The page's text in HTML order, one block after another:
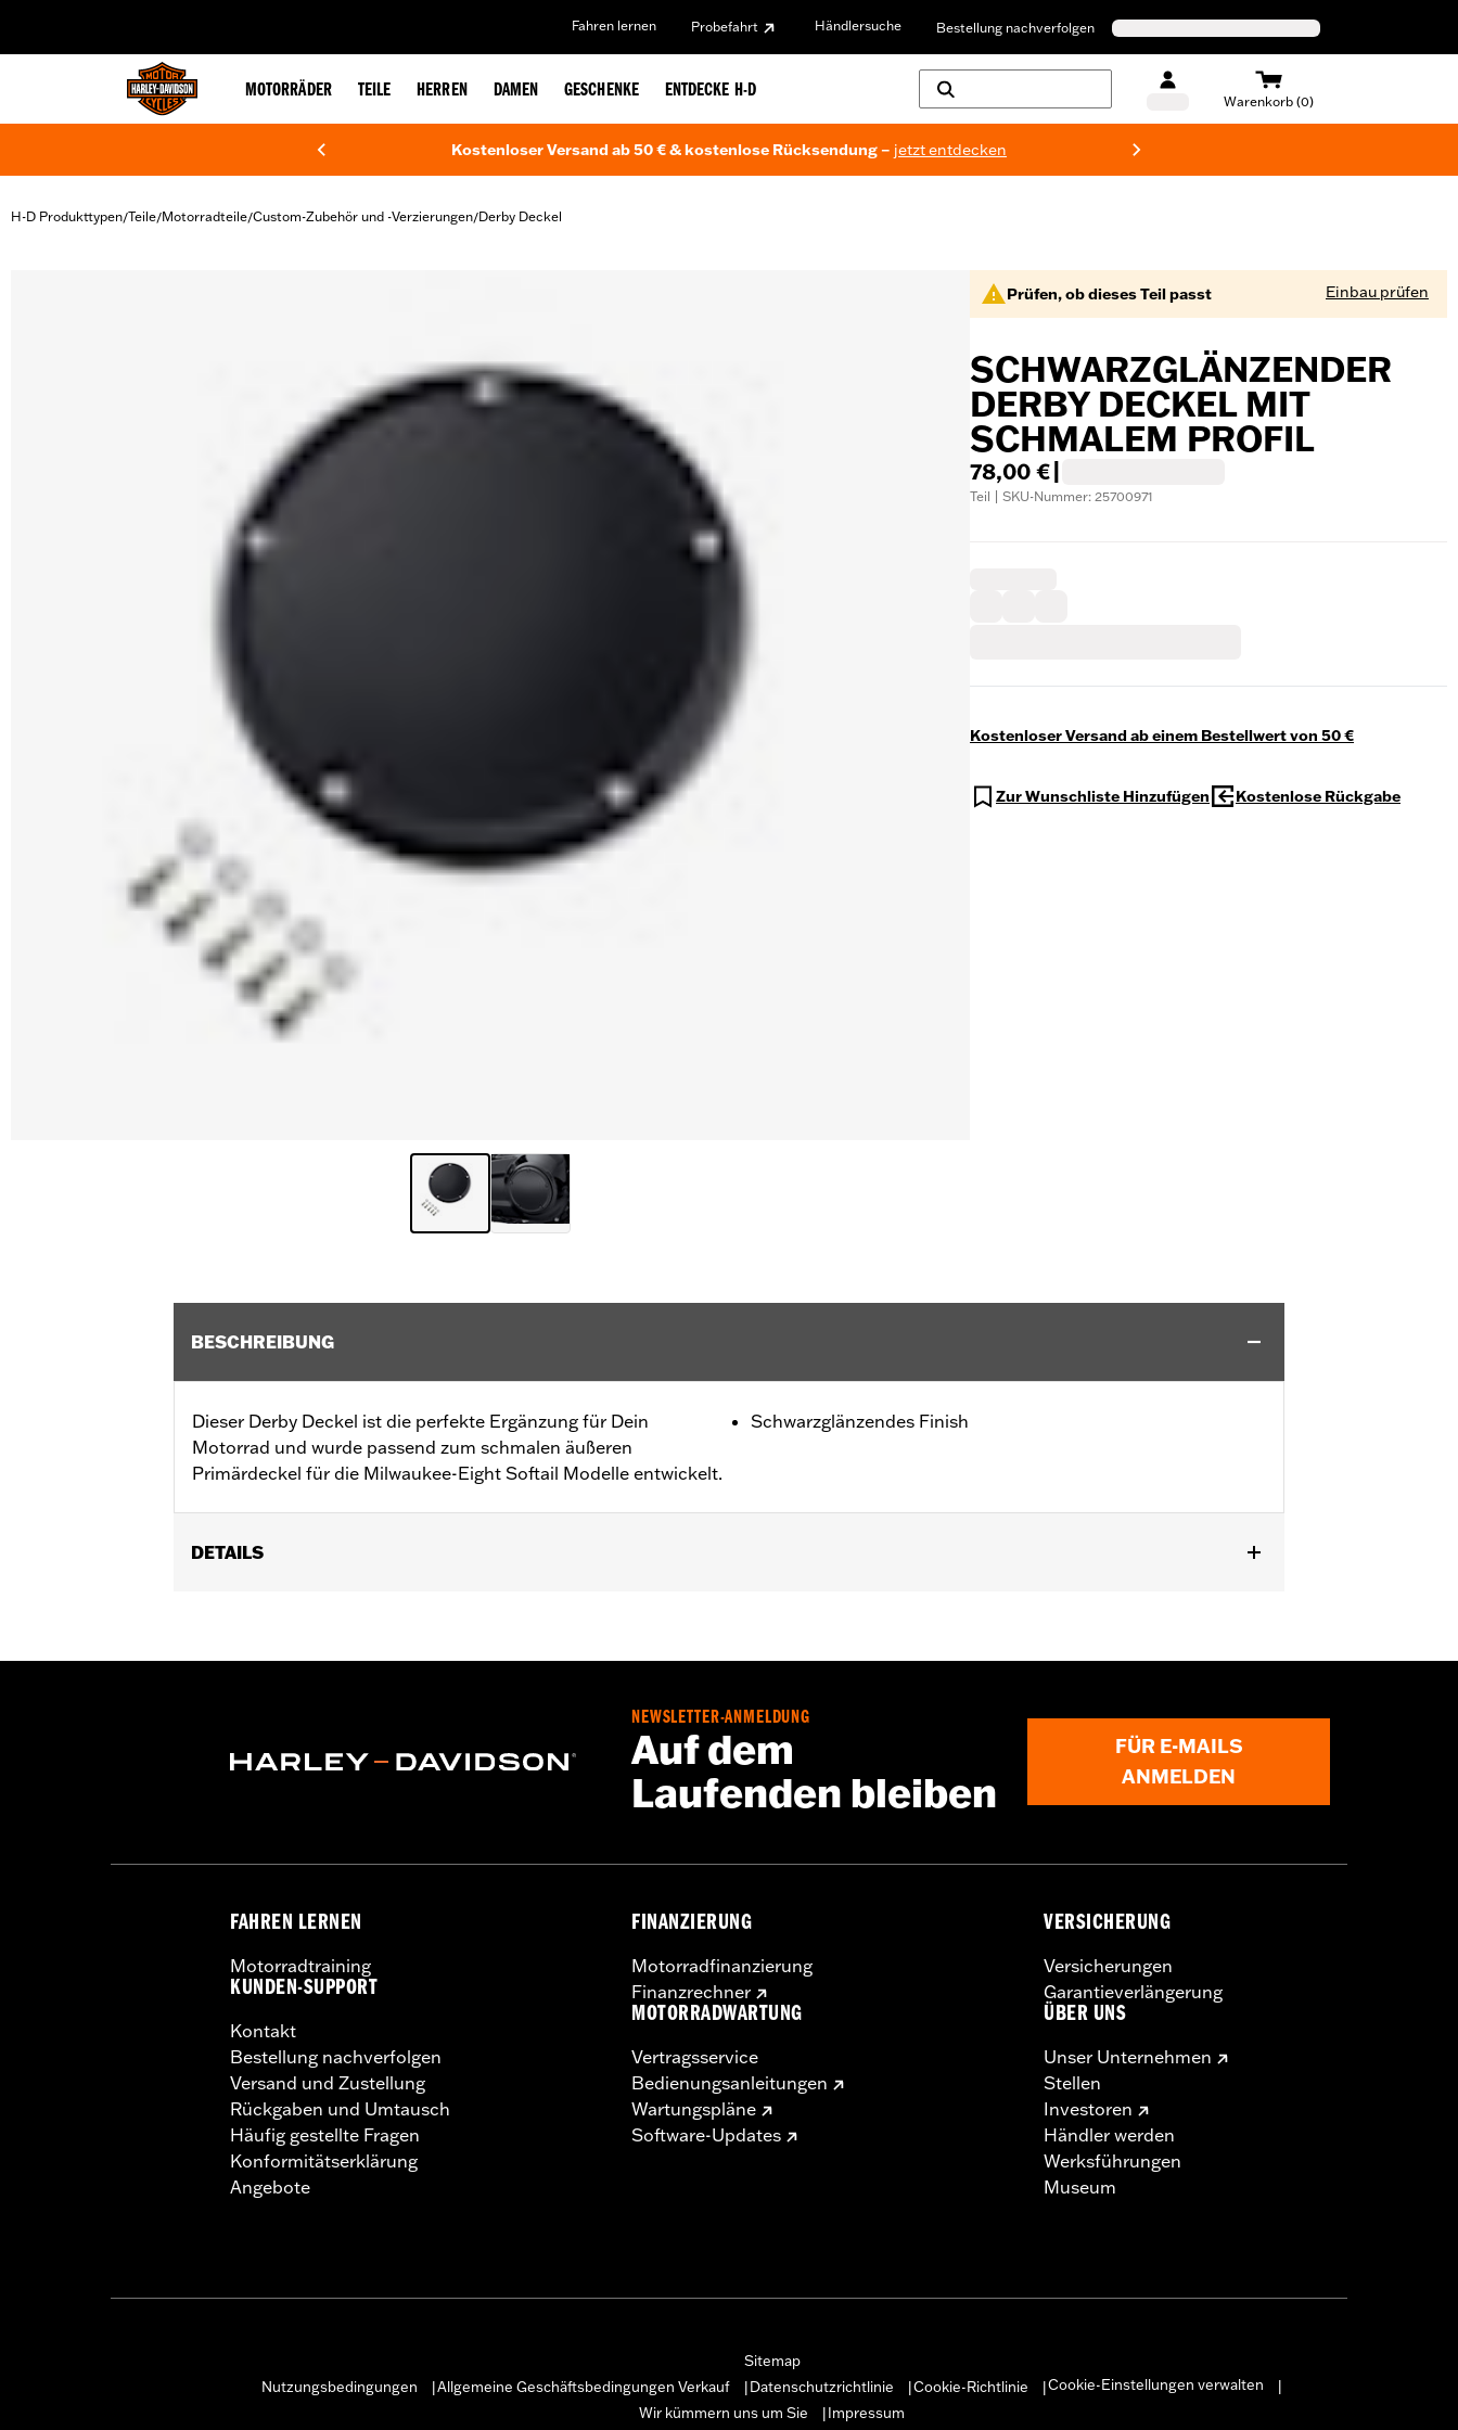
Fahren lernen Probefahrt Händlersuche Bestellung nachverfolgen
MOTORRÄDER TEILE HERREN DAMEN GESCHENKE ENTDECKE H-D
Warenkorb (0)
Kostenloser Versand ab 50 € & kostenlose Rücksendung – jetzt entdecken
H-D Produkttypen/Teile/Motorradteile/Custom-Zubehör und -Verzierungen/Derby Deckel
Prüfen, ob dieses Teil passt Einbau prüfen
SCHWARZGLÄNZENDER
DERBY DECKEL MIT
SCHMALEM PROFIL
78,00 €
Teil | SKU-Nummer: 25700971
Kostenloser Versand ab einem Bestellwert von 50 €
Zur Wunschliste Hinzufügen Kostenlose Rückgabe
BESCHREIBUNG
Dieser Derby Deckel ist die perfekte Ergänzung für Dein
Motorrad und wurde passend zum schmalen äußeren
Primärdeckel für die Milwaukee-Eight Softail Modelle entwickelt.
Schwarzglänzendes Finish
DETAILS
Installationsanleitung
Derby Deckel, Befestigungsteile und Installationsanleitung
NOTIZEN: Für den Aus- und Einbau von Motorabdeckungen müssen möglicherweise neue Dichtungen gekauft werden. Wende Dich für
NEWSLETTER-ANMELDUNG
Auf dem
Laufenden bleiben
FÜR E-MAILS
ANMELDEN
FAHREN LERNEN
Motorradtraining
KUNDEN-SUPPORT
Kontakt
Bestellung nachverfolgen
Versand und Zustellung
Rückgaben und Umtausch
Häufig gestellte Fragen
Konformitätserklärung
Angebote
FINANZIERUNG
Motorradfinanzierung
Finanzrechner
MOTORRADWARTUNG
Vertragsservice
Bedienungsanleitungen
Wartungspläne
Software-Updates
VERSICHERUNG
Versicherungen
Garantieverlängerung
ÜBER UNS
Unser Unternehmen
Stellen
Investoren
Händler werden
Werksführungen
Museum
Sitemap
Nutzungsbedingungen
Allgemeine Geschäftsbedingungen Verkauf Datenschutzrichtlinie Cookie-Richtlinie Cookie-Einstellungen verwalten
Wir kümmern uns um Sie
Impressum